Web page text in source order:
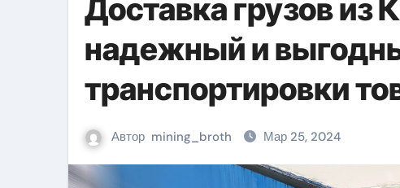
Доставка грузов из
надежный и
транспортировки
Автор mining_broth Мар 25, 2024